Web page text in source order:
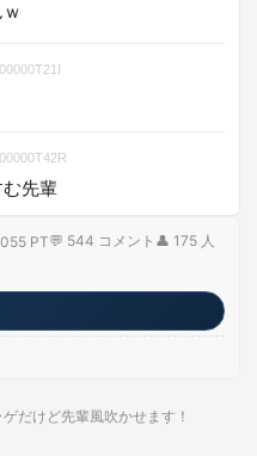
00000T21I
00000T42R
先輩
PT💬 544 コメント 👤 175 人
だけど先輩風吹かせます！